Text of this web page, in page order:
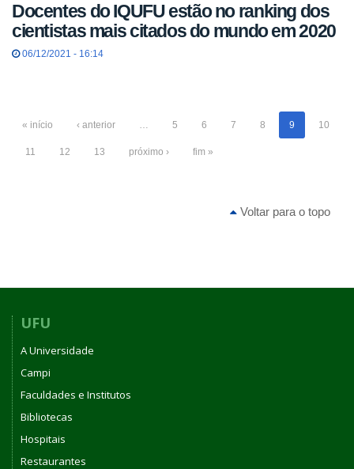
Docentes do IQUFU estão no ranking dos
cientistas mais citados do mundo em 2020
06/12/2021 - 16:14
« início ‹ anterior … 5 6 7 8 9 10
11 12 13 próximo › fim »
Voltar para o topo
UFU
A Universidade
Campi
Faculdades e Institutos
Bibliotecas
Hospitais
Restaurantes